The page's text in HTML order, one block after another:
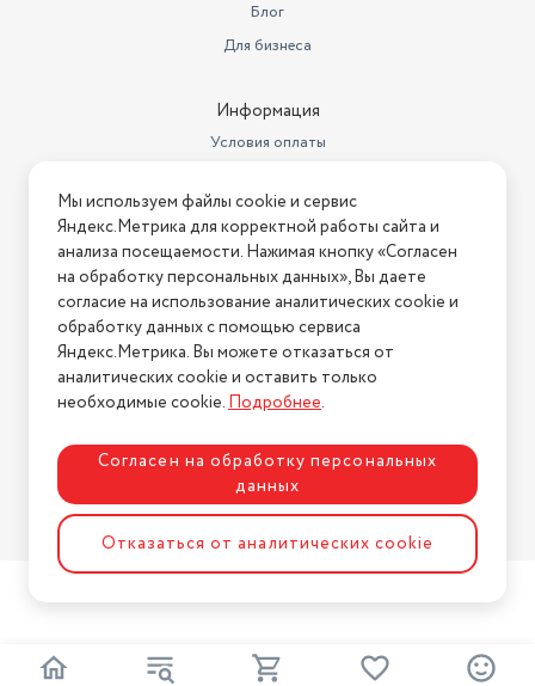
Блог
Для бизнеса
Информация
Условия оплаты
Условия возврата
Нашли ошибку на сайте? Напишите нам
2026 © Интернет-магазин "АстМаркет". У нас есть всё!
Политика конфиденциальности
Разработка сайтаASTDESIGN
Мы используем файлы cookie и сервис
Яндекс.Метрика для корректной работы сайта и
анализа посещаемости. Нажимая кнопку «Согласен
на обработку персональных данных», Вы даете
согласие на использование аналитических cookie и
обработку данных с помощью сервиса
Яндекс.Метрика. Вы можете отказаться от
аналитических cookie и оставить только
необходимые cookie.Подробнее.
Согласен на обработку персональных
данных
Отказаться от аналитических cookie